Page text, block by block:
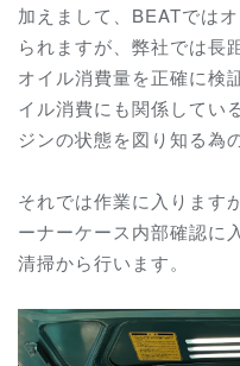
加えまして、BEATでは
られますが、弊社では長
オイル消費量を正確に検
イル消費にも関係してい
ジンの状態を図り知る為
それでは作業に入ります
ーナーケース内部確認に
清掃から行います。